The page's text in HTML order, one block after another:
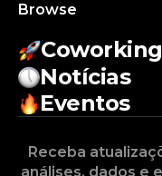
Browse
Notícias
Eventos
Receba
análises, dados e